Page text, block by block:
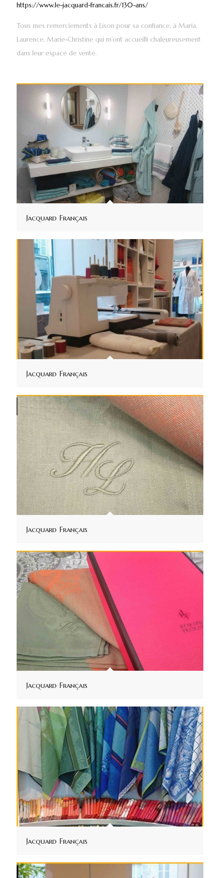
https://www.le-jacquard-francais.fr/130-ans/
Tous mes remerciements à Lison pour sa confiance, à Maria,
Laurence, Marie-Christine qui m’ont accueilli chaleureusement
dans leur espace de vente.
Jacquard Français
Jacquard Français
Jacquard Français
Jacquard Français
Jacquard Français